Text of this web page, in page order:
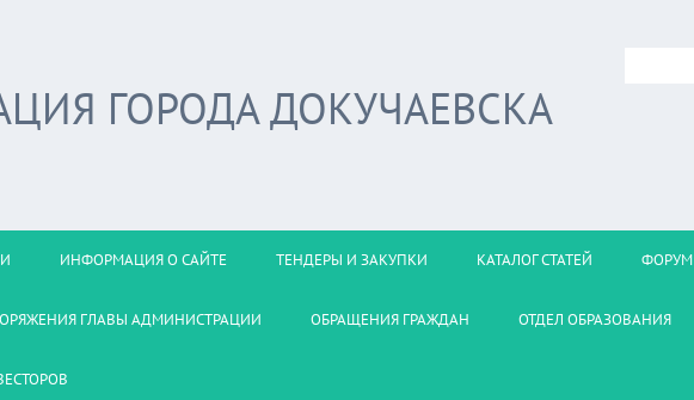
ГОРОДА ДОКУЧАЕВСКА
ИНФОРМАЦИЯ О САЙТЕ ТЕНДЕРЫ И ЗАКУПКИ КАТАЛОГ СТАТЕЙ ФОРУМ
ГЛАВЫ АДМИНИСТРАЦИИ ОБРАЩЕНИЯ ГРАЖДАН ОТДЕЛ ОБРАЗОВАНИЯ